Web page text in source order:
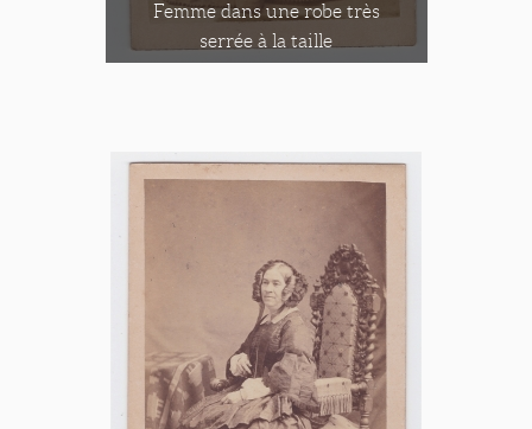
Femme dans une robe très
serrée à la taille